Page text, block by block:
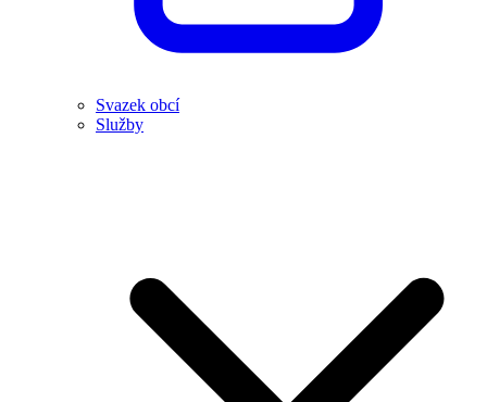
Svazek obcí
Služby